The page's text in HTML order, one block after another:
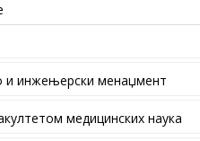
и инжењерски менаџмент
медицинских наука